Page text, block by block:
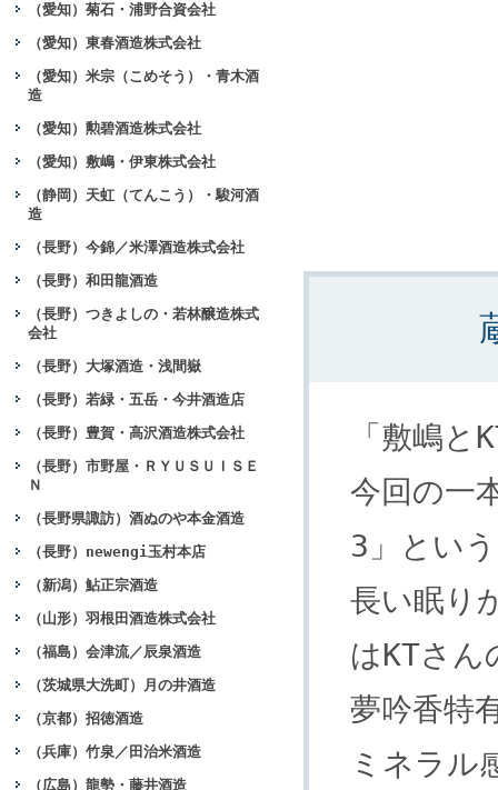
（愛知）菊石・浦野合資会社
（愛知）東春酒造株式会社
（愛知）米宗（こめそう）・青木酒
造
（愛知）勲碧酒造株式会社
（愛知）敷嶋・伊東株式会社
（静岡）天虹（てんこう）・駿河酒
造
（長野）今錦／米澤酒造株式会社
（長野）和田龍酒造
（長野）つきよしの・若林醸造株式
会社
（長野）大塚酒造・浅間嶽
（長野）若緑・五岳・今井酒造店
（長野）豊賀・高沢酒造株式会社
（長野）市野屋・ＲＹＵＳＵＩＳＥ
Ｎ
（長野県諏訪）酒ぬのや本金酒造
（長野）newengi玉村本店
（新潟）鮎正宗酒造
（山形）羽根田酒造株式会社
（福島）会津流／辰泉酒造
（茨城県大洗町）月の井酒造
（京都）招徳酒造
（兵庫）竹泉／田治米酒造
（広島）龍勢・藤井酒造
「敷嶋
今回の一
3」とい
長い眠り
はKTさん
夢吟香特
ミネラル